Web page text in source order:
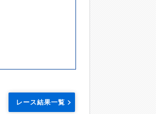
レース結果一覧